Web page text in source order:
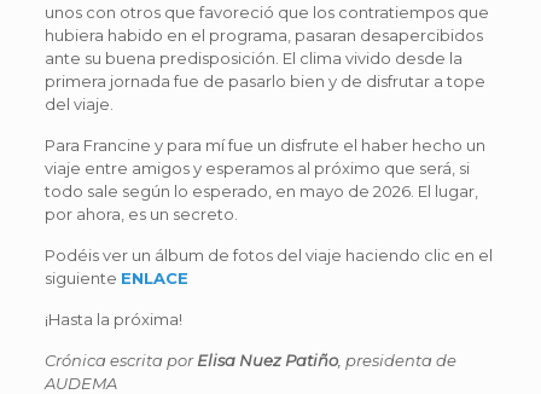
unos con otros que favoreció que los contratiempos que
hubiera habido en el programa, pasaran desapercibidos
ante su buena predisposición. El clima vivido desde la
primera jornada fue de pasarlo bien y de disfrutar a tope
del viaje.
Para Francine y para mí fue un disfrute el haber hecho un
viaje entre amigos y esperamos al próximo que será, si
todo sale según lo esperado, en mayo de 2026. El lugar,
por ahora, es un secreto.
Podéis ver un álbum de fotos del viaje haciendo clic en el
siguiente ENLACE
¡Hasta la próxima!
Crónica escrita porElisa Nuez Patiño, presidenta de
AUDEMA